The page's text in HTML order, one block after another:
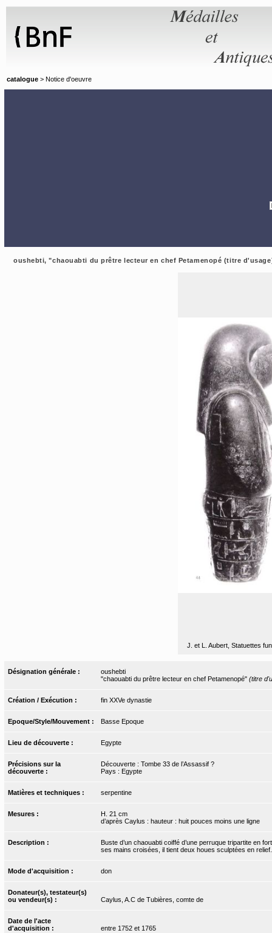
catalogue > Notice d'oeuvre
oushebti, "chaouabti du prêtre lecteur en chef Petamenopé (titre
J. et L. Aubert, Statuettes
Désignation générale :
oushebti
"chaouabti du prêtre lecteur en chef Petamenopé" (titre
Création / Exécution : fin XXVe dynastie
Epoque/Style/Mouvement : Basse Epoque
Lieu de découverte : Egypte
Précisions sur la
découverte :
Découverte : Tombe 33 de l’Assassif ?
Pays : Egypte
Matières et techniques : serpentine
Mesures :
H. 21 cm
d’après Caylus : hauteur : huit pouces moins une ligne
Description :
Buste d’un chaouabti coiffé d’une perruque tripartite en
ses mains croisées, il tient deux houes sculptées en
Mode d'acquisition : don
Donateur(s), testateur(s)
ou vendeur(s) :
Caylus, A.C de Tubières, comte de
Date de l'acte
d'acquisition :
entre 1752 et 1765